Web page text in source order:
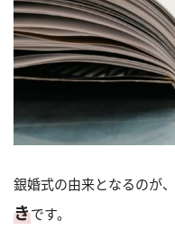
銀婚式の由来となるのが、
きです。